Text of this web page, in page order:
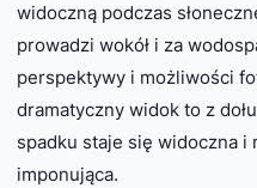
widoczną podczas
prowadzi wokół i za
perspektywy i możliwości
dramatyczny widok to z
spadku staje się widoczna i
imponująca.